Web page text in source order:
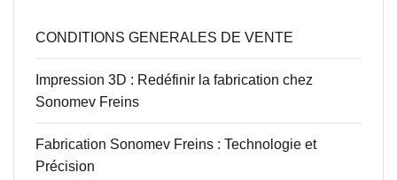
CONDITIONS GENERALES DE VENTE
Impression 3D : Redéfinir la fabrication chez
Sonomev Freins
Fabrication Sonomev Freins : Technologie et
Précision